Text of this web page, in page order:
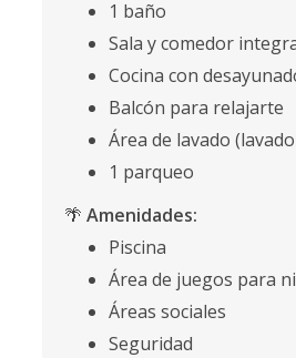
1 baño
Sala y comedor
Cocina con
Balcón para relajarte
Área de lavado
1 parqueo
🌴 Amenidades:
Piscina
Área de juegos para
Áreas sociales
Seguridad